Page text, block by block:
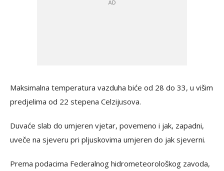
Maksimalna temperatura vazduha biće od 28 do 33, u višim
predjelima od 22 stepena Celzijusova.
Duvaće slab do umjeren vjetar, povemeno i jak, zapadni,
uveče na sjeveru pri pljuskovima umjeren do jak sjeverni.
Prema podacima Federalnog hidrometeorološkog zavoda,